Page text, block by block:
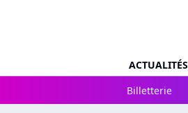
ACTUALITÉS
Billetterie